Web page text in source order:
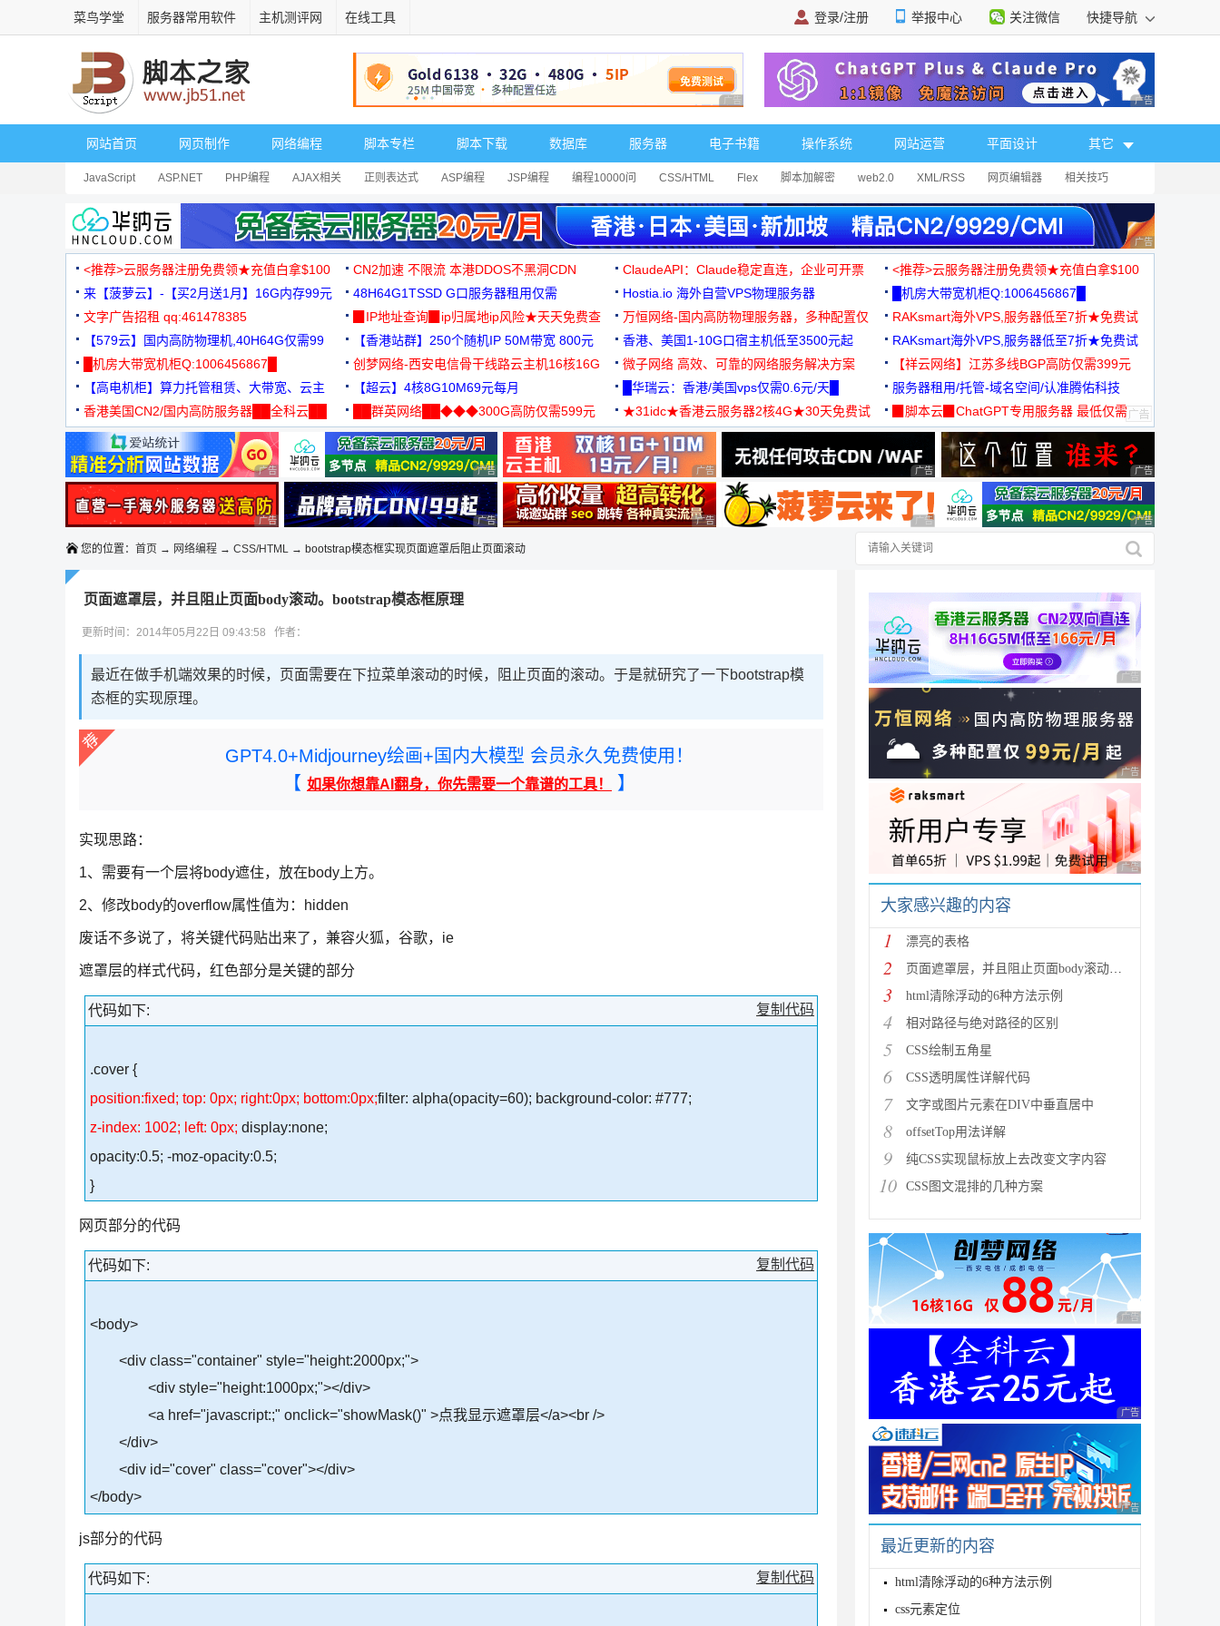
菜鸟学堂 服务器常用软件 主机测评网 在线工具 登录/注册 举报中心 关注微信 快捷导航
广告 商业广告，理性选择 广告 商业广告，理
网站首页 网页制作 网络编程 脚本专栏 脚本下载 数据库 服务器 电子书籍 操作系统 网站运营 平面设计 其它
JavaScript ASP.NET PHP编程 AJAX相关 正则表达式 ASP编程 JSP编程 编程10000问 CSS/HTML Flex 脚本加解密 web2.0 XML/RSS 网页编辑器 相关技巧
安全相关 网页播放器 其它综合 Dart
广告 商业广告，理
<推荐>云服务器注册免费领★充值白拿$100 CN2加速 不限流 本港DDOS不黑洞CDN ClaudeAPI：Claude稳定直连，企业可开票
<推荐>云服务器注册免费领★充值白拿$100
来【菠萝云】-【买2月送1月】16G内存99元
48H64G1TSSD G口服务器租用仅需
3000+可免费测试
Hostia.io 海外自营VPS物理服务器
█机房大带宽机柜Q:1006456867█
文字广告招租 qq:461478385
▉IP地址查询▉ip归属地ip风险★天天免费查
万恒网络-国内高防物理服务器，多种配置仅
99元/月起
RAKsmart海外VPS,服务器低至7折★免费试
用★
【579云】国内高防物理机,40H64G仅需99
元
【香港站群】250个随机IP 50M带宽 800元 香港、美国1-10G口宿主机低至3500元起
RAKsmart海外VPS,服务器低至7折★免费试
用★
█机房大带宽机柜Q:1006456867█
创梦网络-西安电信骨干线路云主机16核16G
88元/月
微子网络 高效、可靠的网络服务解决方案
【祥云网络】江苏多线BGP高防仅需399元
【高电机柜】算力托管租赁、大带宽、云主
机
【超云】4核8G10M69元每月 █华瑞云：香港/美国vps仅需0.6元/天█
服务器租用/托管-域名空间/认准腾佑科技
香港美国CN2/国内高防服务器██全科云██
██群英网络██◆◆◆300G高防仅需599元
◆◆◆
★31idc★香港云服务器2核4G★30天免费试
用◆
▉脚本云▉ChatGPT专用服务器 最低仅需
19元/月
广告 商业广告，理性选择 广告 商业广告，理性选择 广告 商业广告，理性选择 广告 商业广告，理性选择 广告 商业广告，理
广告 商业广告，理性选择 广告 商业广告，理性选择 广告 商业广告，理性选择 广告 商业广告，理性选择 广告 商业广告，理
您的位置： 首页 → 网络编程 → CSS/HTML → bootstrap模态框实现页面遮罩后阻止页面滚动
页面遮罩层，并且阻止页面body滚动。bootstrap模态框原理
更新时间：2014年05月22日 09:43:58 作者：
最近在做手机端效果的时候，页面需要在下拉菜单滚动的时候，阻止页面的滚动。于是就研究了一下bootstrap模
态框的实现原理。
GPT4.0+Midjourney绘画+国内大模型 会员永久免费使用！
【 如果你想靠AI翻身，你先需要一个靠谱的工具！ 】
实现思路：
1、需要有一个层将body遮住，放在body上方。
2、修改body的overflow属性值为：hidden
废话不多说了，将关键代码贴出来了，兼容火狐，谷歌，ie
遮罩层的样式代码，红色部分是关键的部分
复制代码
代码如下:
.cover {
position:fixed; top: 0px; right:0px; bottom:0px;filter: alpha(opacity=60); background-color: #777;
z-index: 1002; left: 0px; display:none;
opacity:0.5; -moz-opacity:0.5;
}
网页部分的代码
复制代码
代码如下:
<body>
<div class="container" style="height:2000px;">
<div style="height:1000px;"></div>
<a href="javascript:;" onclick="showMask()" >点我显示遮罩层</a><br />
</div>
<div id="cover" class="cover"></div>
</body>
js部分的代码
复制代码
代码如下:
广告 商业广告，理性
广告 商业广告，理性
广告 商业广告，理性
大家感兴趣的内容
1 漂亮的表格
2 页面遮罩层，并且阻止页面body滚动。bootstrap模态
3 html清除浮动的6种方法示例
4 相对路径与绝对路径的区别
5 CSS绘制五角星
6 CSS透明属性详解代码
7 文字或图片元素在DIV中垂直居中
8 offsetTop用法详解
9 纯CSS实现鼠标放上去改变文字内容
10 CSS图文混排的几种方案
广告 商业广告，理性
广告 商业广告，理性
广告 商业广告，理性
最近更新的内容
html清除浮动的6种方法示例
css元素定位